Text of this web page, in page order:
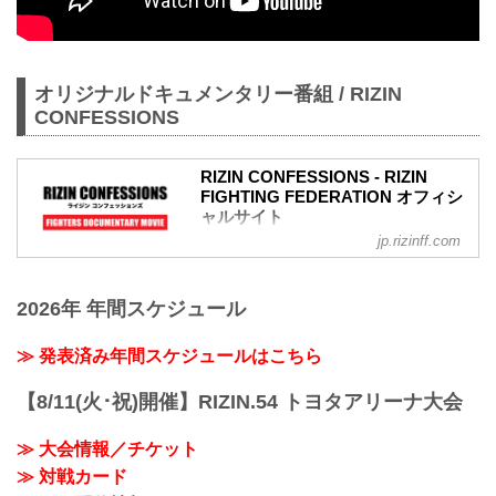
オリジナルドキュメンタリー番組 / RIZIN
CONFESSIONS
RIZIN CONFESSIONS - RIZIN
FIGHTING FEDERATION オフィシ
ャルサイト
RIZIN CONFESSIONS の記事一覧 - 格闘
イジン ファイティング フェデレーショ
いきます。
jp.rizinff.com
2026年 年間スケジュール
≫ 発表済み年間スケジュールはこちら
【8/11(火･祝)開催】RIZIN.54 トヨタアリーナ大会
≫ 大会情報／チケット
≫ 対戦カード